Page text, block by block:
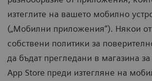
изтеглите на вашето мобилно
(„Мобилни приложения“). Някои от
собствени политики за
да бъдат прегледани в магазина
App Store преди изтегляне на